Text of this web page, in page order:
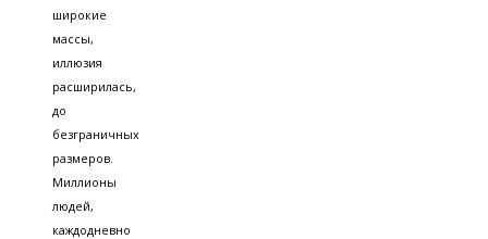
широкие
массы,
иллюзия
расширилась,
до
безграничных
размеров.
Миллионы
людей,
каждодневно